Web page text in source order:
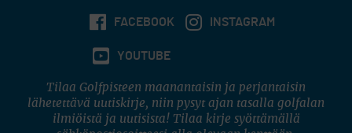
FACEBOOK INSTAGRAM
YOUTUBE
Tilaa Golfpisteen maanantaisin ja perjantaisin
lähetettävä uutiskirje, niin pysyt ajan tasalla golfalan
ilmiöistä ja uutisista! Tilaa kirje syöttämällä